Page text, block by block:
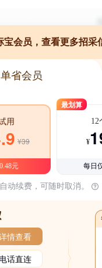
宝会员，查看更多招采
单省会员
用
¥39
元
最划算
12
¥
每日
动续费，可随时取消。
情查看
话直连